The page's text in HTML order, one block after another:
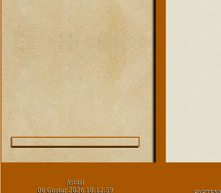
Astăzi
06 Gustar 2026 18:12:59